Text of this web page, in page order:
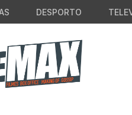
DESPORTO